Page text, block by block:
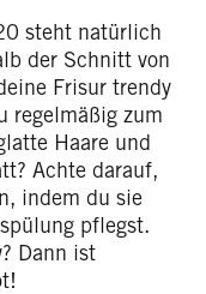
steht natürlich
der Schnitt von
Frisur trendy
regelmäßig zum
Haare und
Achte darauf,
indem du sie
pflegst.
Dann ist